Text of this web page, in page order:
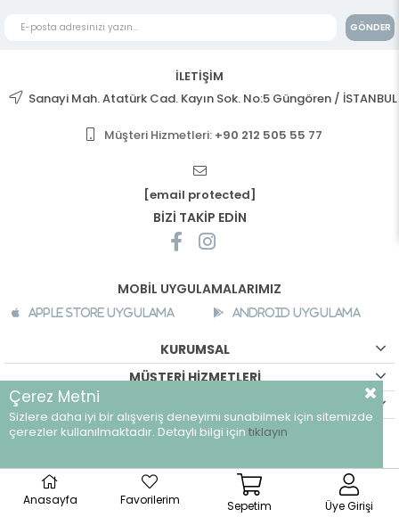
GÖNDER
İLETİŞİM
Sanayi Mah. Atatürk Cad. Kayın Sok. No:5 Güngören / İSTANBUL
Müşteri Hizmetleri: +90 212 505 55 77
[email protected]
BİZİ TAKİP EDİN
MOBİL UYGULAMALARIMIZ
Apple Store Uygulama Android Uygulama
KURUMSAL
MÜŞTERİ HİZMETLERİ
©breeze.com.tr - Tüm hakları saklıdır.
Anasayfa Favorilerim Sepetim Üye Girişi
Çerez Metni
Sizlere daha iyi bir alışveriş deneyimi sunabilmek için sitemizde
çerezler kullanılmaktadır. Detaylı bilgi için tıklayın